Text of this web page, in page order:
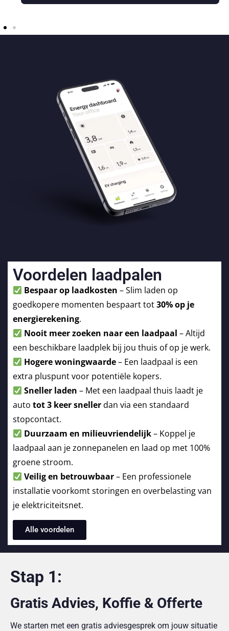
Voordelen laadpalen
Bespaar op laadkosten – Slim laden op
goedkopere momenten bespaart tot30% op je
energierekening.
Nooit meer zoeken naar een laadpaal – Altijd
een beschikbare laadplek bij jou thuis of op je werk.
Hogere woningwaarde– Een laadpaal is een
extra pluspunt voor potentiële kopers.
Sneller laden – Met een laadpaal thuis laadt je
auto tot 3 keer snellerdan via een standaard
stopcontact.
Duurzaam en milieuvriendelijk– Koppel je
laadpaal aan je zonnepanelen en laad op met 100%
groene stroom.
Veilig en betrouwbaar– Een professionele
installatie voorkomt storingen en overbelasting van
je elektriciteitsnet.
Alle voordelen
Stap 1:
Gratis Advies, Koffie & Offerte
We starten met een gratis adviesgesprek om jouw situatie